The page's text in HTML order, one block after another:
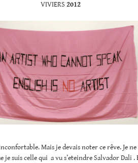
VIVIERS 2012
Mais je devais noter ce rêve. Je ne
je suis celle qui a vu s’eteindre Salvador Dali .